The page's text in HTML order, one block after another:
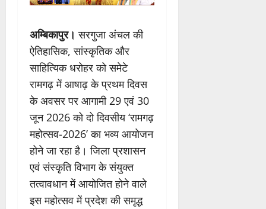
अम्बिकापुर। सरगुजा अंचल की
ऐतिहासिक, सांस्कृतिक और
साहित्यिक धरोहर को समेटे
रामगढ़ में आषाढ़ के प्रथम दिवस
के अवसर पर आगामी 29 एवं 30
जून 2026 को दो दिवसीय ‘रामगढ़
महोत्सव-2026’ का भव्य आयोजन
होने जा रहा है। जिला प्रशासन
एवं संस्कृति विभाग के संयुक्त
तत्वावधान में आयोजित होने वाले
इस महोत्सव में प्रदेश की समृद्ध